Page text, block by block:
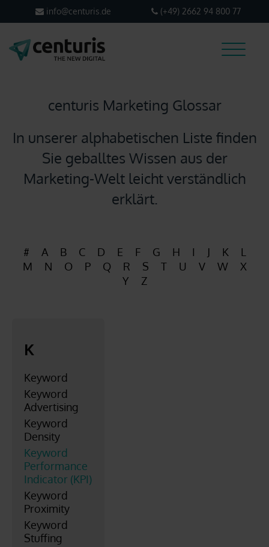
info@centuris.de (+49) 2662 94 800 77
Webdesign
Suchmaschinenoptimierung
Über centuris
FAQ
centuris Marketing Glossar
In unserer alphabetischen Liste finden
Sie geballtes Wissen aus der
Marketing-Welt leicht verständlich
erklärt.
# A B C D E F G H I J K
L
M
N O P Q R S T U V W
X
Y
Z
K
Keyword
Keyword
Advertising
Keyword
Density
Keyword
Performance
Indicator (KPI)
Keyword
Proximity
Keyword
Stuffing